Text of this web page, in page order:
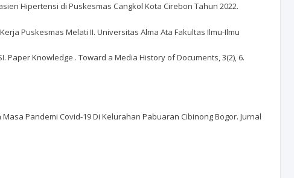
Hipertensi di Puskesmas Cangkol Kota Cirebon Tahun 2022.
Puskesmas Melati II. Universitas Alma Ata Fakultas Ilmu-Ilmu
Paper Knowledge . Toward a Media History of Documents, 3(2), 6.
Pandemi Covid-19 Di Kelurahan Pabuaran Cibinong Bogor. Jurnal